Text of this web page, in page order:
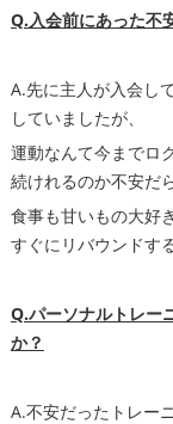
Q.入会前にあった不
A.先に主人が入会し
していましたが、
運動なんて今までロ
続けれるのか不安だ
食事も甘いもの大好
すぐにリバウンドす
Q.パーソナルトレー
か？
A.不安だったトレー